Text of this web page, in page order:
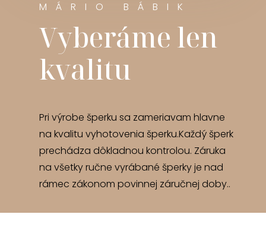
MÁRIO BÁBIK
Vyberáme len
kvalitu
Pri výrobe šperku sa zameriavam hlavne
na kvalitu vyhotovenia šperku.Každý šperk
prechádza dôkladnou kontrolou. Záruka
na všetky ručne vyrábané šperky je nad
rámec zákonom povinnej záručnej doby..